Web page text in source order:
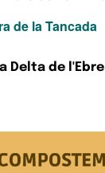
de la Tancada
Delta de l'Ebre